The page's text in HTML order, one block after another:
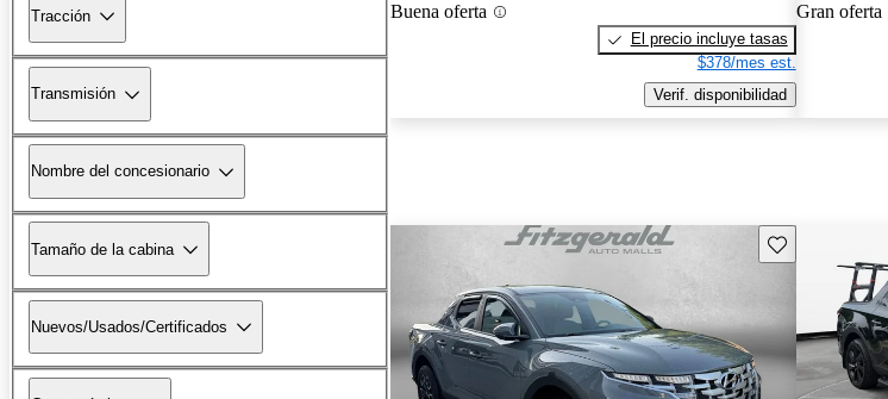
Tracción
Transmisión
Nombre del concesionario
Tamaño de la cabina
Nuevos/Usados/Certificados
Buena oferta
El precio incluye tasas
$378/mes est.
Verif. disponibilidad
Gran oferta
Guarda este Aviso